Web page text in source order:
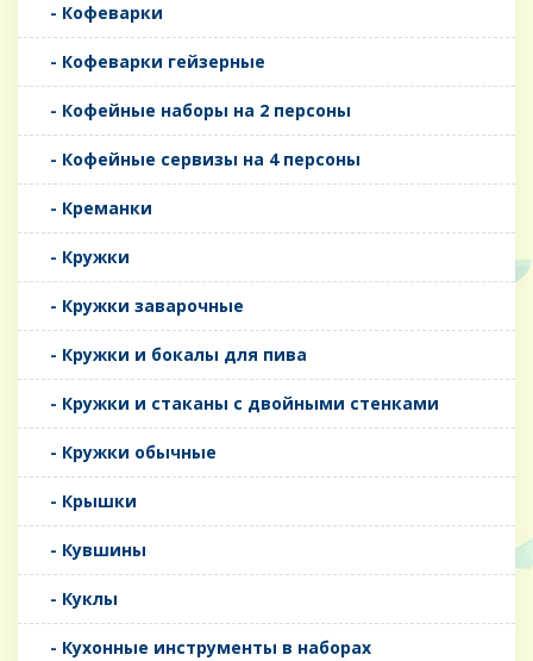
- Кофеварки
- Кофеварки гейзерные
- Кофейные наборы на 2 персоны
- Кофейные сервизы на 4 персоны
- Креманки
- Кружки
- Кружки заварочные
- Кружки и бокалы для пива
- Кружки и стаканы с двойными стенками
- Кружки обычные
- Крышки
- Кувшины
- Куклы
- Кухонные инструменты в наборах